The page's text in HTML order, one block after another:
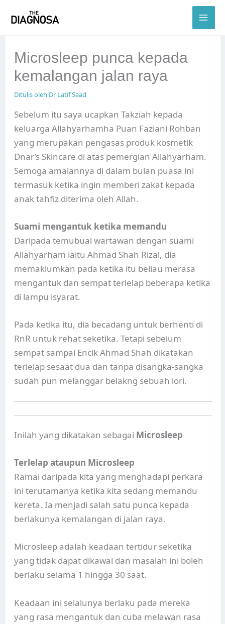
Microsleep punca kepada
kemalangan jalan raya
Ditulis oleh Dr Latif Saad
Sebelum itu saya ucapkan Takziah kepada
keluarga Allahyarhamha Puan Faziani Rohban
yang merupakan pengasas produk kosmetik
Dnar’s Skincare di atas pemergian Allahyarham.
Semoga amalannya di dalam bulan puasa ini
termasuk ketika ingin memberi zakat kepada
anak tahfiz diterima oleh Allah.
Suami mengantuk ketika memandu
Daripada temubual wartawan dengan suami
Allahyarham iaitu Ahmad Shah Rizal, dia
memaklumkan pada ketika itu beliau merasa
mengantuk dan sempat terlelap beberapa ketika
di lampu isyarat.
Pada ketika itu, dia becadang untuk berhenti di
RnR untuk rehat seketika. Tetapi sebelum
sempat sampai Encik Ahmad Shah dikatakan
terlelap sesaat dua dan tanpa disangka-sangka
sudah pun melanggar belakng sebuah lori.
Inilah yang dikatakan sebagai Microsleep
Terlelap ataupun Microsleep
Ramai daripada kita yang menghadapi perkara
ini terutamanya ketika kita sedang memandu
kereta. Ia menjadi salah satu punca kepada
berlakunya kemalangan di jalan raya.
Microsleep adalah keadaan tertidur seketika
yang tidak dapat dikawal dan masalah ini boleh
berlaku selama 1 hingga 30 saat.
Keadaan ini selalunya berlaku pada mereka
yang rasa mengantuk dan cuba melawan rasa